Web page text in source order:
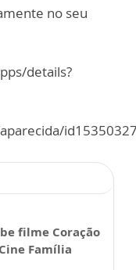
no seu
details?
filme Coração
Família